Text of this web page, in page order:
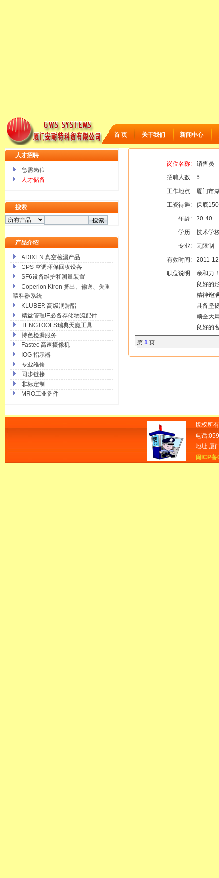
首 页 关于我们 新闻中心
人才招聘
急需岗位
人才储备
搜索
产品介绍
ADIXEN 真空检漏产品
CPS 空调环保回收设备
SF6设备维护和测量装置
Coperion Ktron 挤出、输送、失重
喂料器系统
KLUBER 高级润滑酯
精益管理IE必备存储物流配件
TENGTOOLS瑞典天魔工具
特色检漏服务
Fastec 高速摄像机
IOG 指示器
专业维修
同步链接
非标定制
MRO工业备件
岗位名称:
销售
招聘人数:
6
工作地点:
厦门市
工资待遇:
保底
年龄:
20-40
学历:
技术学
专业:
无限制
有效时间:
2011-
职位说明:
亲和力
良好的
精神饱
具备坚
顾全大
良好的
第 1 页
版权所
电话
地址:厦
闽ICP